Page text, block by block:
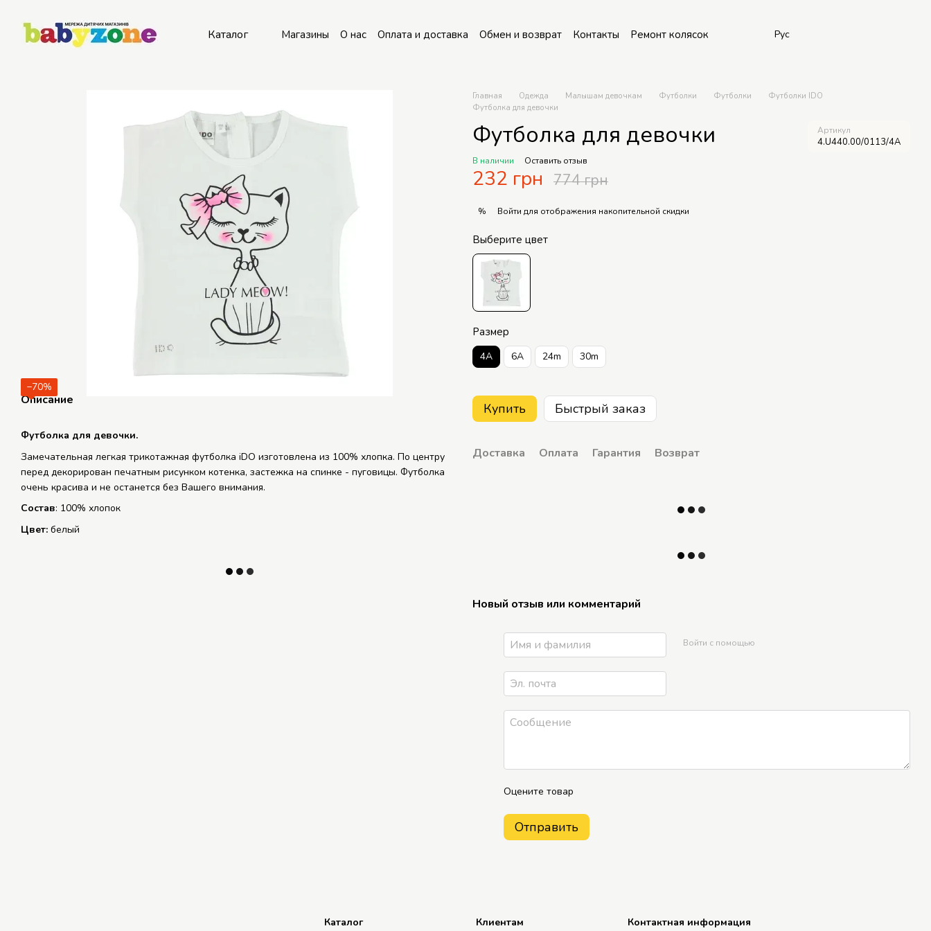
Каталог Магазины О нас Оплата и доставка Обмен и возврат Контакты Ремонт колясок Рус
−70%
Описание
Футболка для девочки.
Замечательная легкая трикотажная футболка iDO изготовлена из 100% хлопка. По центру
перед декорирован печатным рисунком котенка, застежка на спинке - пуговицы. Футболка
очень красива и не останется без Вашего внимания.
Состав: 100% хлопок
Цвет: белый
Главная Одежда Малышам девочкам Футболки Футболки
Футболки IDO
Футболка для девочки
Футболка для девочки Артикул
4.U440.00/0113/4A
В наличии Оставить отзыв
232 грн 774 грн
% Войти для отображения накопительной скидки
Выберите цвет
Размер
4A 6A 24m 30m
Купить Быстрый заказ
Доставка Оплата Гарантия Возврат
Новый отзыв или комментарий
Войти с помощью
Оцените товар
Отправить
Каталог Клиентам Контактная информация